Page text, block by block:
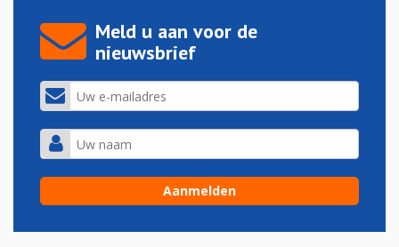
Meld u aan voor de
nieuwsbrief